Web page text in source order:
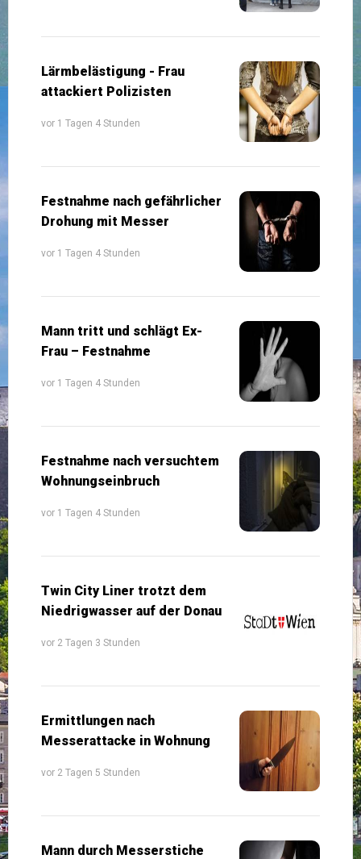
Lärmbelästigung - Frau
attackiert Polizisten
vor 1 Tagen 4 Stunden
Festnahme nach gefährlicher
Drohung mit Messer
vor 1 Tagen 4 Stunden
Mann tritt und schlägt Ex-
Frau – Festnahme
vor 1 Tagen 4 Stunden
Festnahme nach versuchtem
Wohnungseinbruch
vor 1 Tagen 4 Stunden
Twin City Liner trotzt dem
Niedrigwasser auf der Donau
vor 2 Tagen 3 Stunden
Ermittlungen nach
Messerattacke in Wohnung
vor 2 Tagen 5 Stunden
Mann durch Messerstiche